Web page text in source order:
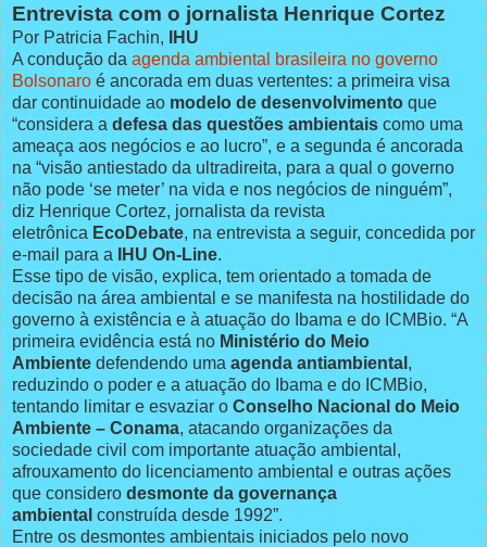
Entrevista com o jornalista Henrique Cortez
Por Patricia Fachin,
IHU
A condução da agenda ambiental brasileira no governo
Bolsonaro é ancorada em duas vertentes: a primeira visa
dar continuidade ao modelo de desenvolvimento que
“considera a defesa das questões ambientais como uma
ameaça aos negócios e ao lucro”, e a segunda é ancorada
na “visão antiestado da ultradireita, para a qual o governo
não pode ‘se meter’ na vida e nos negócios de ninguém”,
diz Henrique Cortez, jornalista da revista
eletrônica EcoDebate, na entrevista a seguir, concedida por
e-mail para a
IHU On-Line.
Esse tipo de visão, explica, tem orientado a tomada de
decisão na área ambiental e se manifesta na hostilidade do
governo à existência e à atuação do Ibama e do ICMBio. “A
primeira evidência está no Ministério do Meio
Ambiente defendendo uma agenda antiambiental ,
reduzindo o poder e a atuação do Ibama e do ICMBio,
tentando limitar e esvaziar o Conselho Nacional do Meio
Ambiente – Conama, atacando organizações da
sociedade civil com importante atuação ambiental,
afrouxamento do licenciamento ambiental e outras ações
que considero desmonte da governança
ambiental construída desde 1992”.
Entre os desmontes ambientais iniciados pelo novo